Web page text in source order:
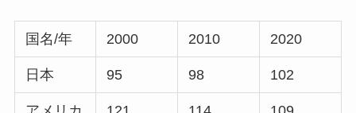
国名/年 2000 2010 2020
日本 95 98 102